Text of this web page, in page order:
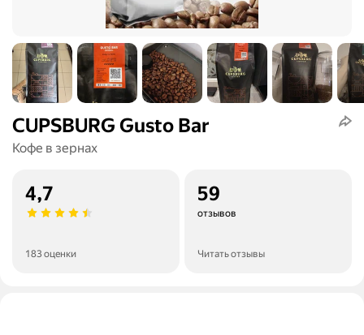
CUPSBURG Gusto Bar
Кофе в зернах
4,7
183 оценки
59
отзывов
Читать отзывы